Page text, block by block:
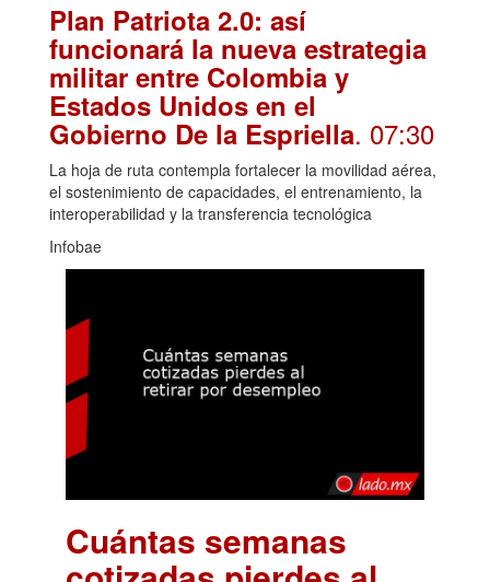
Plan Patriota 2.0: así
funcionará la nueva estrategia
militar entre Colombia y
Estados Unidos en el
Gobierno De la Espriella. 07:30
La hoja de ruta contempla fortalecer la movilidad aérea,
el sostenimiento de capacidades, el entrenamiento, la
interoperabilidad y la transferencia tecnológica
Infobae
Cuántas semanas